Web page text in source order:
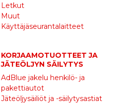
Letkut
Muut
Käyttäjäseurantalaitteet
KORJAAMOTUOTTEET JA
JÄTEÖLJYN SÄILYTYS
AdBlue jakelu henkilö- ja
pakettiautot
Jäteöljysäiliöt ja -säilytysastiat